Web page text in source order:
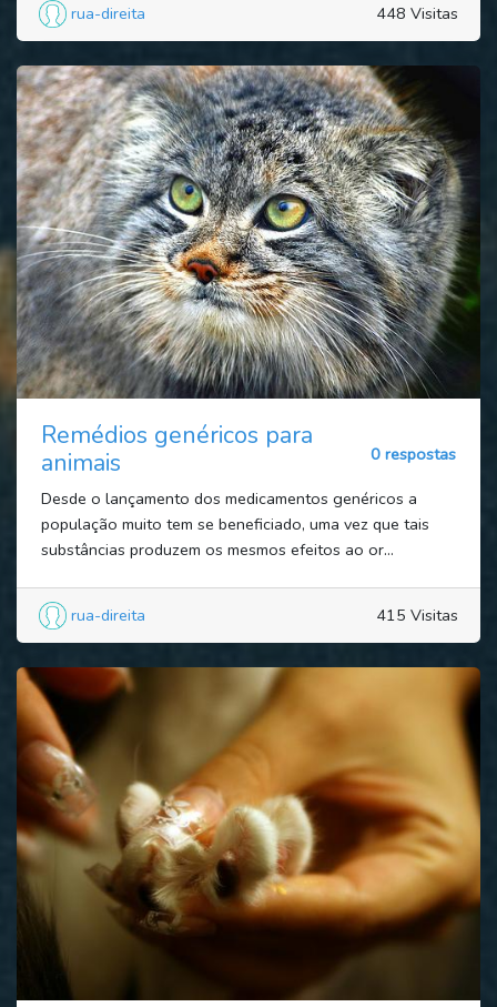
rua-direita 448 Visitas
Remédios genéricos para
animais
0 respostas
Desde o lançamento dos medicamentos genéricos a
população muito tem se beneficiado, uma vez que tais
substâncias produzem os mesmos efeitos ao or...
rua-direita 415 Visitas